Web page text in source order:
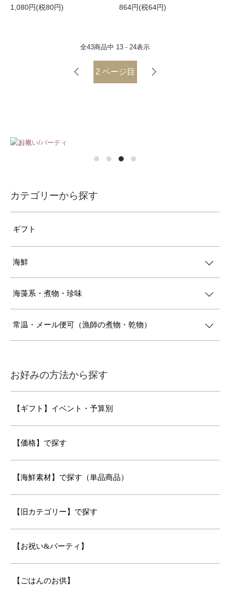
1,080円(税80円) 864円(税64円)
全43商品中 13 - 24表示
2 ページ目
カテゴリーから探す
ギフト
海鮮
海藻系・煮物・珍味
常温・メール便可（漁師の煮物・乾物）
お好みの方法から探す
【ギフト】イベント・予算別
【価格】で探す
【海鮮素材】で探す（単品商品）
【旧カテゴリー】で探す
【お祝い&パーティ】
【ごはんのお供】